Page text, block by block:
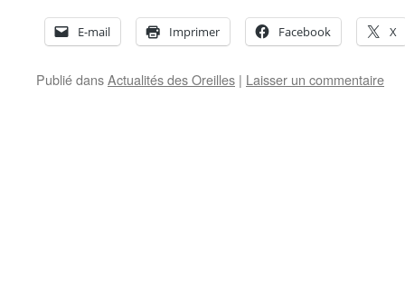
E-mail Imprimer Facebook X
Publié dansActualités des Oreilles | Laisser un commentaire